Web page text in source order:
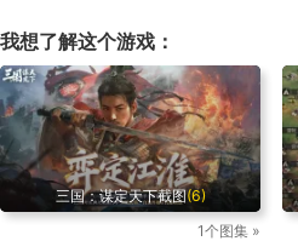
我想了解这个游戏：
三国：谋定天下截图(6)
1个图集 »